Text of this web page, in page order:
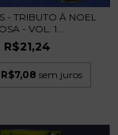
- TRIBUTO À NOEL
- VOL. 1...
R$21,24
R$7,08 sem juros